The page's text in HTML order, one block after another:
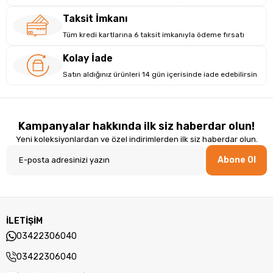
tabloda farklı değerler bulunuyor. Teknik tablodaki 17.3" HD+
dokunmatik ekran bilgisi esas alınmıştır.
Taksit İmkanı
Tüm kredi kartlarına 6 taksit imkanıyla ödeme fırsatı
Kolay İade
Satın aldığınız ürünleri 14 gün içerisinde iade edebilirsin
Kampanyalar hakkında ilk siz haberdar olun!
Yeni koleksiyonlardan ve özel indirimlerden ilk siz haberdar olun.
Abone Ol
İLETİŞİM
03422306040
03422306040